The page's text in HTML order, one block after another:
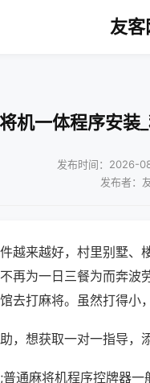
友客
机一体程序安装
发布时间：2026-
发布者：
越来越好，村里别墅、
再为一日三餐为而奔
去打麻将。虽然打得小
，想获取一对一指导，
通麻将机程序控牌器